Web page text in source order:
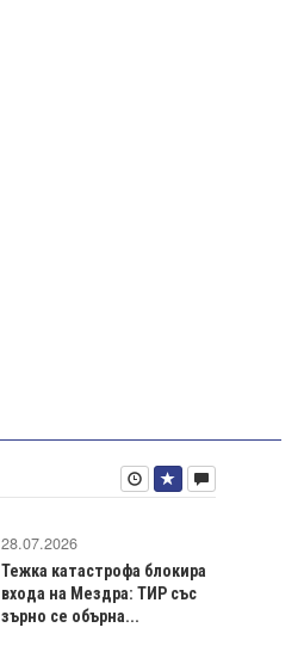
28.07.2026
Тежка катастрофа блокира
входа на Мездра: ТИР със
зърно се обърна...